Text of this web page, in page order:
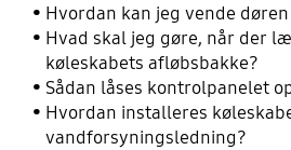
Hvordan kan jeg vende
Hvad skal jeg gøre, når der
køleskabets afløbsbakke?
Sådan låses kontrolpanelet
Hvordan installeres
vandforsyningsledning?